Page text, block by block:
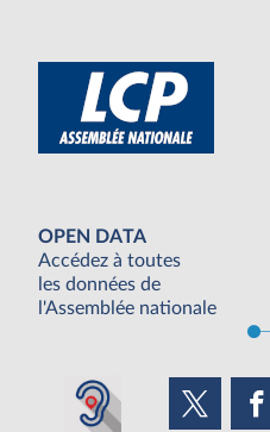
OPEN DATA
Accédez à toutes
les données de
l'Assemblée nationale